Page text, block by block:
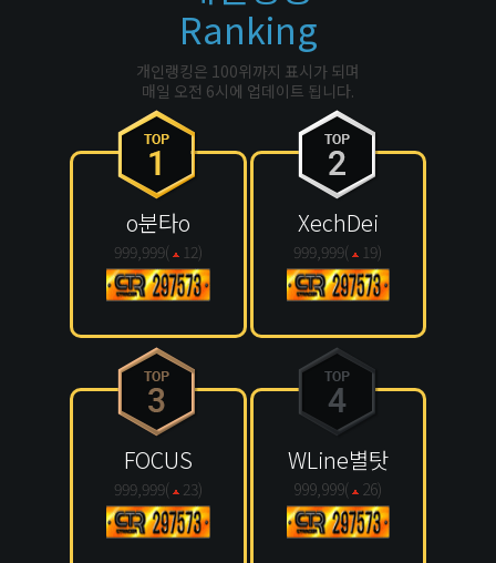
Ranking
개인랭킹은 100위까지 표시가 되며
매일 오전 6시에 업데이트 됩니다.
o분타o
999,999( 12)
XechDei
999,999( 19)
FOCUS
999,999( 23)
WLine별탓
999,999( 26)